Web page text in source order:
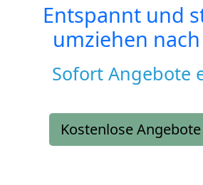
Entspannt und
umziehen nach
Sofort Angebote
Kostenlose